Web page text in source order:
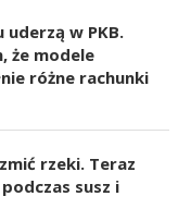
w PKB.
że modele
różne rachunki
rzeki. Teraz
susz i